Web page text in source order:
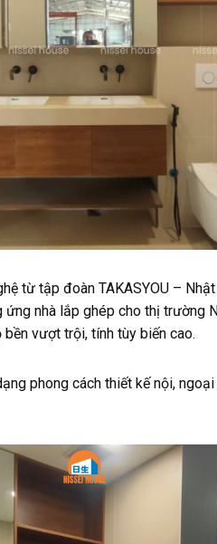
từ tập đoàn TAKASYOU –
nhà lắp ghép cho thị trường
vượt trội, tính tùy biến cao.
phong cách thiết kế nội,